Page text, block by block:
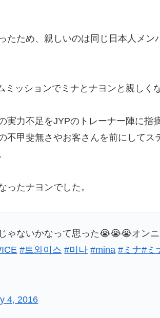
たため、親しいのは同じ日本人メン
ッションでミナとナヨンと親しく
実力不足をJYPのトレーナー陣に指
不甲斐無さやお客さんを前にしてス
ったナヨンでした。
ゃないかなって思った😭😭😭オンニ
#트와이스 #미나 #mina #ミナ#ミ
4, 2016